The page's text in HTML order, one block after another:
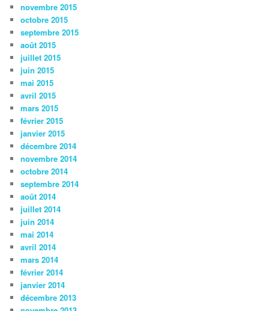
novembre 2015
octobre 2015
septembre 2015
août 2015
juillet 2015
juin 2015
mai 2015
avril 2015
mars 2015
février 2015
janvier 2015
décembre 2014
novembre 2014
octobre 2014
septembre 2014
août 2014
juillet 2014
juin 2014
mai 2014
avril 2014
mars 2014
février 2014
janvier 2014
décembre 2013